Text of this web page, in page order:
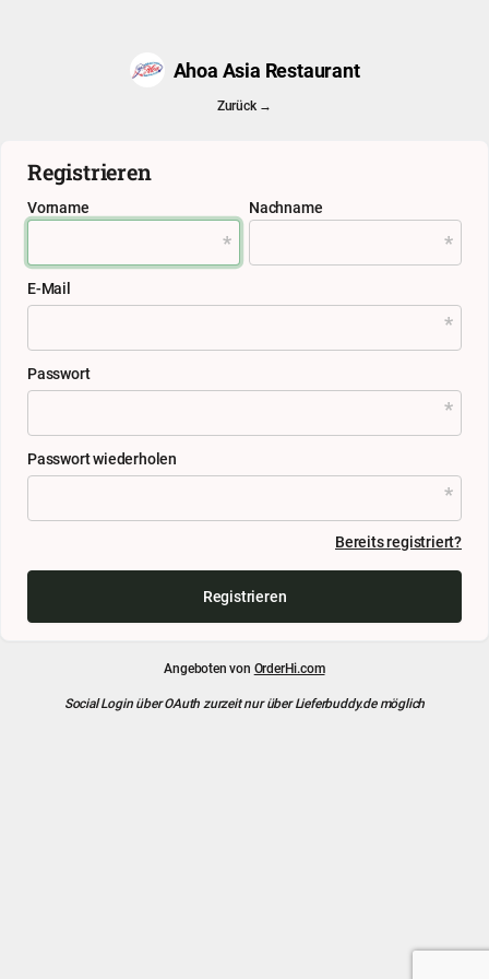
Ahoa Asia Restaurant
Zurück →
Registrieren
Vorname Nachname
E-Mail
Passwort
Passwort wiederholen
Bereits registriert?
Registrieren
Angeboten von OrderHi.com
Social Login über OAuth zurzeit nur über Lieferbuddy.de möglich